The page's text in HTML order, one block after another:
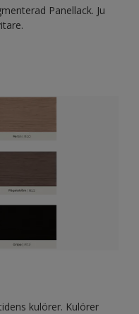
Panellack. Ju
kulörer. Kulörer